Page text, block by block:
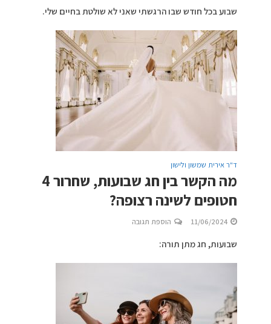
שבוע בכל חודש שבו הרגשתי שאני לא שולטת בחיים שלי.
ד"ר אירית שמשון ולישון
מה הקשר בין חג שבועות, שחרור 4
חטופים לשינה רצופה?
11/06/2024 הוספת תגובה
שבועות, חג מתן תורה: